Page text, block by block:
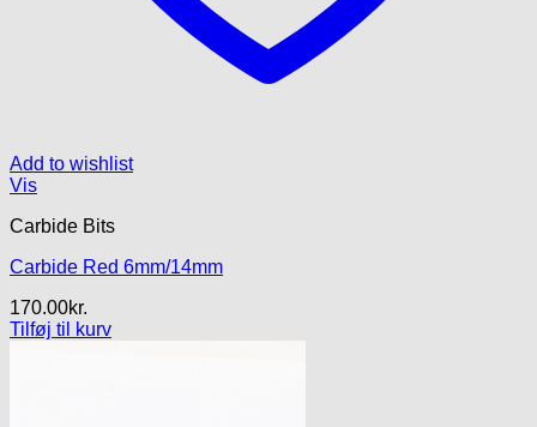
Add to wishlist
Vis
Carbide Bits
Carbide Red 6mm/14mm
170.00kr.
Tilføj til kurv